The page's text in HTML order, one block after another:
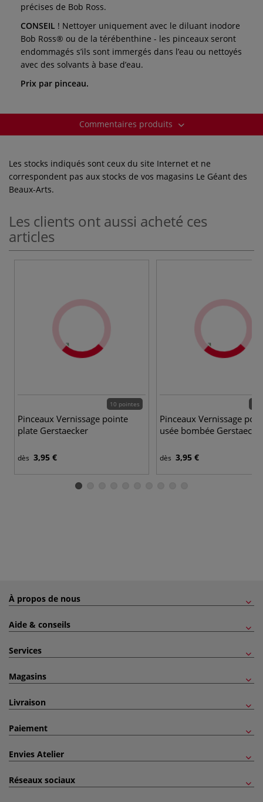
précises de Bob Ross.
CONSEIL ! Nettoyer uniquement avec le diluant inodore
Bob Ross® ou de la térébenthine - les pinceaux seront
endommagés s’ils sont immergés dans l’eau ou nettoyés
avec des solvants à base d’eau.
Prix par pinceau.
Commentaires produits
Les stocks indiqués sont ceux du site Internet et ne
correspondent pas aux stocks de vos magasins Le Géant des
Beaux-Arts.
Les clients ont aussi acheté ces
articles
10 pointes
Pinceaux Vernissage pointe
plate Gerstaecker
dès 3,95 €
Pinceaux Vernissage
usée bombée
dès 3,95 €
À propos de nous
Aide & conseils
Services
Magasins
Livraison
Paiement
Envies Atelier
Réseaux sociaux